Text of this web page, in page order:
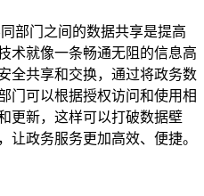
部门之间的数据共享是提高
术就像一条畅通无阻的信息高
全共享和交换，通过将政务数
门可以根据授权访问和使用相
更新，这样可以打破数据壁
让政务服务更加高效、便捷。